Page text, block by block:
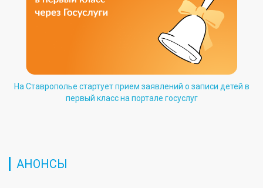
На Ставрополье стартует прием заявлений о записи детей в
первый класс на портале госуслуг
АНОНСЫ